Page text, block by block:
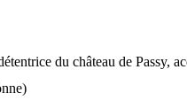
du château de Passy,